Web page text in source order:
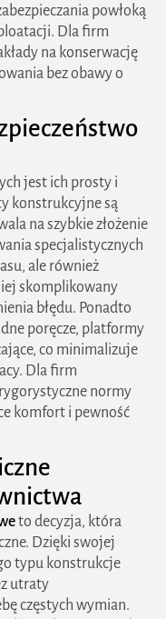
prawa
w serwisie są
powłoką
Dla firm
na konserwację
bez obawy o
jest ich prosty i
konstrukcyjne są
na szybkie złożenie
specjalistycznych
ale również
skomplikowany
błędu. Ponadto
poręcze, platformy
co minimalizuje
Dla firm
normy
komfort i pewność
to decyzja, która
Dzięki swojej
typu konstrukcje
utraty
częstych wymian.